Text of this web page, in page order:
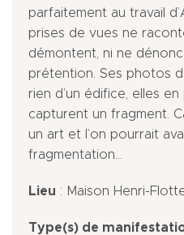
parfaitement au travail
prises de vues ne
démontent, ni ne
prétention. Ses photos
rien d’un édifice, elles
capturent un fragment.
un art et l’on pourrait
fragmentation…
Lieu : Maison Henri-
Type(s) de